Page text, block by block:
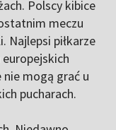
Polscy kibice
meczu
Najlepsi piłkarze
nie mogą grać u
pucharach.